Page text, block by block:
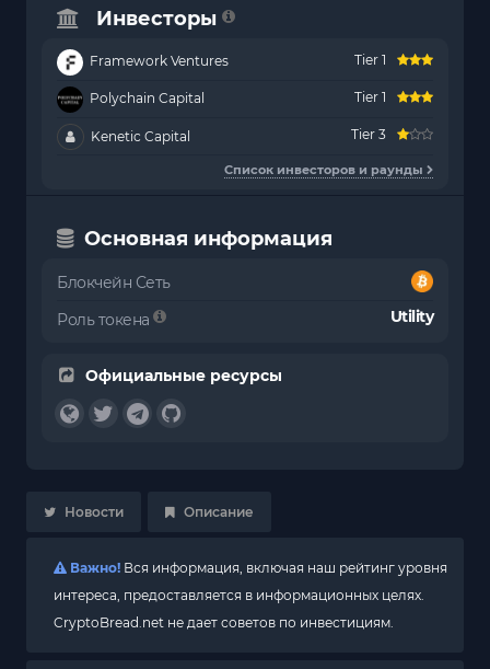
Инвесторы
Framework Ventures Tier 1
Polychain Capital Tier 1
Kenetic Capital Tier 3
Список инвесторов и раунды
Основная информация
Блокчейн Сеть
Роль токена
Utility
Официальные ресурсы
Новости Описание
Важно! Вся информация, включая наш рейтинг уровня
интереса, предоставляется в информационных целях.
CryptoBread.net не дает советов по инвестициям.